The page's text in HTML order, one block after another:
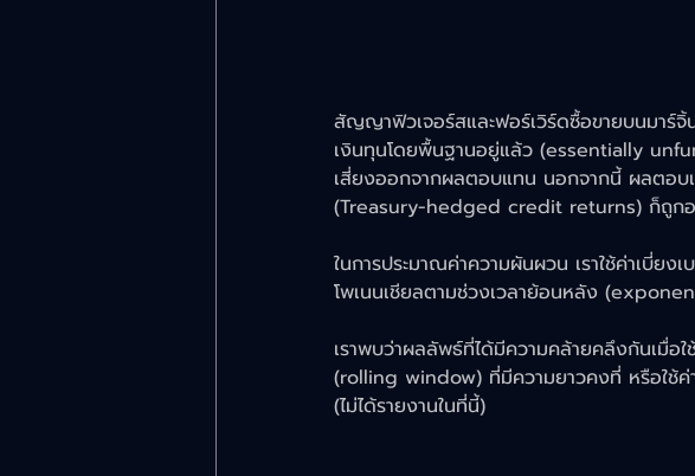
สัญญาฟิวเจอร์สและฟอร์เวิร์ดซื้อขายบนมา
เงินทุนโดยพื้นฐานอยู่แล้ว (essentially
เสี่ยงออกจากผลตอบแทน นอกจากนี้ ผลตอ
(Treasury-hedged credit returns) ก็ถูกอ
ในการประมาณค่าความผันผวน เราใช้ค่าเบี่ย
โพเนนเชียลตามช่วงเวลาย้อนหลัง
เราพบว่าผลลัพธ์ที่ได้มีความคล้ายคลึงกันเมื่อ
(rolling window) ที่มีความยาวคงที่ หรือใช้
(ไม่ได้รายงานในที่นี้)